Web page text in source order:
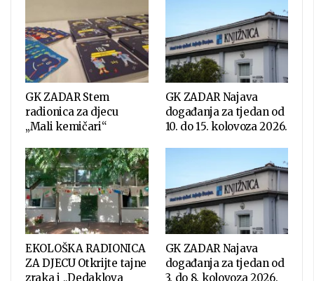
GK ZADAR Stem
radionica za djecu
„Mali kemičari“
GK ZADAR Najava
događanja za tjedan od
10. do 15. kolovoza 2026.
EKOLOŠKA RADIONICA
ZA DJECU Otkrijte tajne
zraka i „Dedaklova
GK ZADAR Najava
događanja za tjedan od
3. do 8. kolovoza 2026.